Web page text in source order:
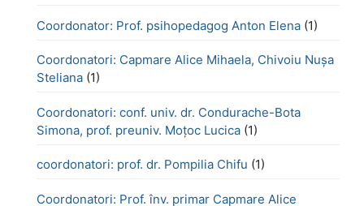
Coordonator: Prof. psihopedagog Anton Elena (1)
Coordonatori: Capmare Alice Mihaela, Chivoiu Nușa
Steliana (1)
Coordonatori: conf. univ. dr. Condurache-Bota
Simona, prof. preuniv. Moțoc Lucica (1)
coordonatori: prof. dr. Pompilia Chifu (1)
Coordonatori: Prof. înv. primar Capmare Alice